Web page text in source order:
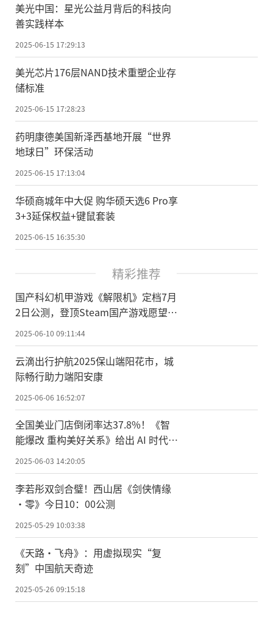
美光中国：星光公益月背后的科技向
善实践样本
2025-06-15 17:29:13
美光芯片176层NAND技术重塑企业存
储标准
2025-06-15 17:28:23
药明康德美国新泽西基地开展“世界
地球日”环保活动
2025-06-15 17:13:04
华硕商城年中大促 购华硕天选6 Pro享
3+3延保权益+键鼠套装
2025-06-15 16:35:30
精彩推荐
国产科幻机甲游戏《解限机》定档7月
2日公测，登顶Steam国产游戏愿望单
2025-06-10 09:11:44
云滴出行护航2025保山端阳花市，城
际畅行助力端阳安康
2025-06-06 16:52:07
全国美业门店倒闭率达37.8%！《智
能爆改 重构美好关系》给出 AI 时代生
死突围指南
2025-06-03 14:20:05
李若彤双剑合璧！西山居《剑侠情缘
·零》今日10：00公测
2025-05-29 10:03:38
《天路·飞舟》：用虚拟现实“复
刻”中国航天奇迹
2025-05-26 09:15:18